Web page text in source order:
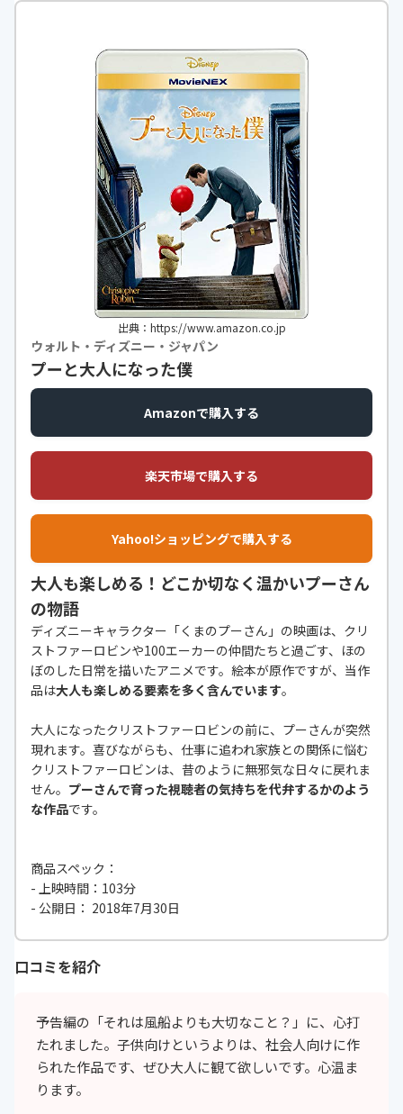
出典：https://www.amazon.co.jp
ウォルト・ディズニー・ジャパン
プーと大人になった僕
Amazonで購入する
楽天市場で購入する
Yahoo!ショッピングで購入する
大人も楽しめる！どこか切なく温かいプーさん
の物語
ディズニーキャラクター「くまのプーさん」の映画は、クリ
ストファーロビンや100エーカーの仲間たちと過ごす、ほの
ぼのした日常を描いたアニメです。絵本が原作ですが、当作
品は大人も楽しめる要素を多く含んでいます。
大人になったクリストファーロビンの前に、プーさんが突然
現れます。喜びながらも、仕事に追われ家族との関係に悩む
クリストファーロビンは、昔のように無邪気な日々に戻れま
せん。 プーさんで育った視聴者の気持ちを代弁するかのよう
な作品です。
商品スペック：
- 上映時間：103分
- 公開日： 2018年7月30日
口コミを紹介
予告編の「それは風船よりも大切なこと？」に、心打
たれました。子供向けというよりは、社会人向けに作
られた作品です、ぜひ大人に観て欲しいです。心温ま
ります。